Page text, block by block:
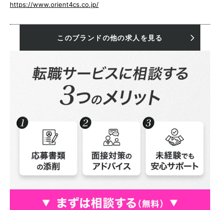
https://www.orient4cs.co.jp/
このブランドの他の求人を見る